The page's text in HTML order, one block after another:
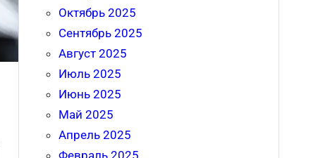
Октябрь 2025
Сентябрь 2025
Август 2025
Июль 2025
Июнь 2025
Май 2025
Апрель 2025
Февраль 2025